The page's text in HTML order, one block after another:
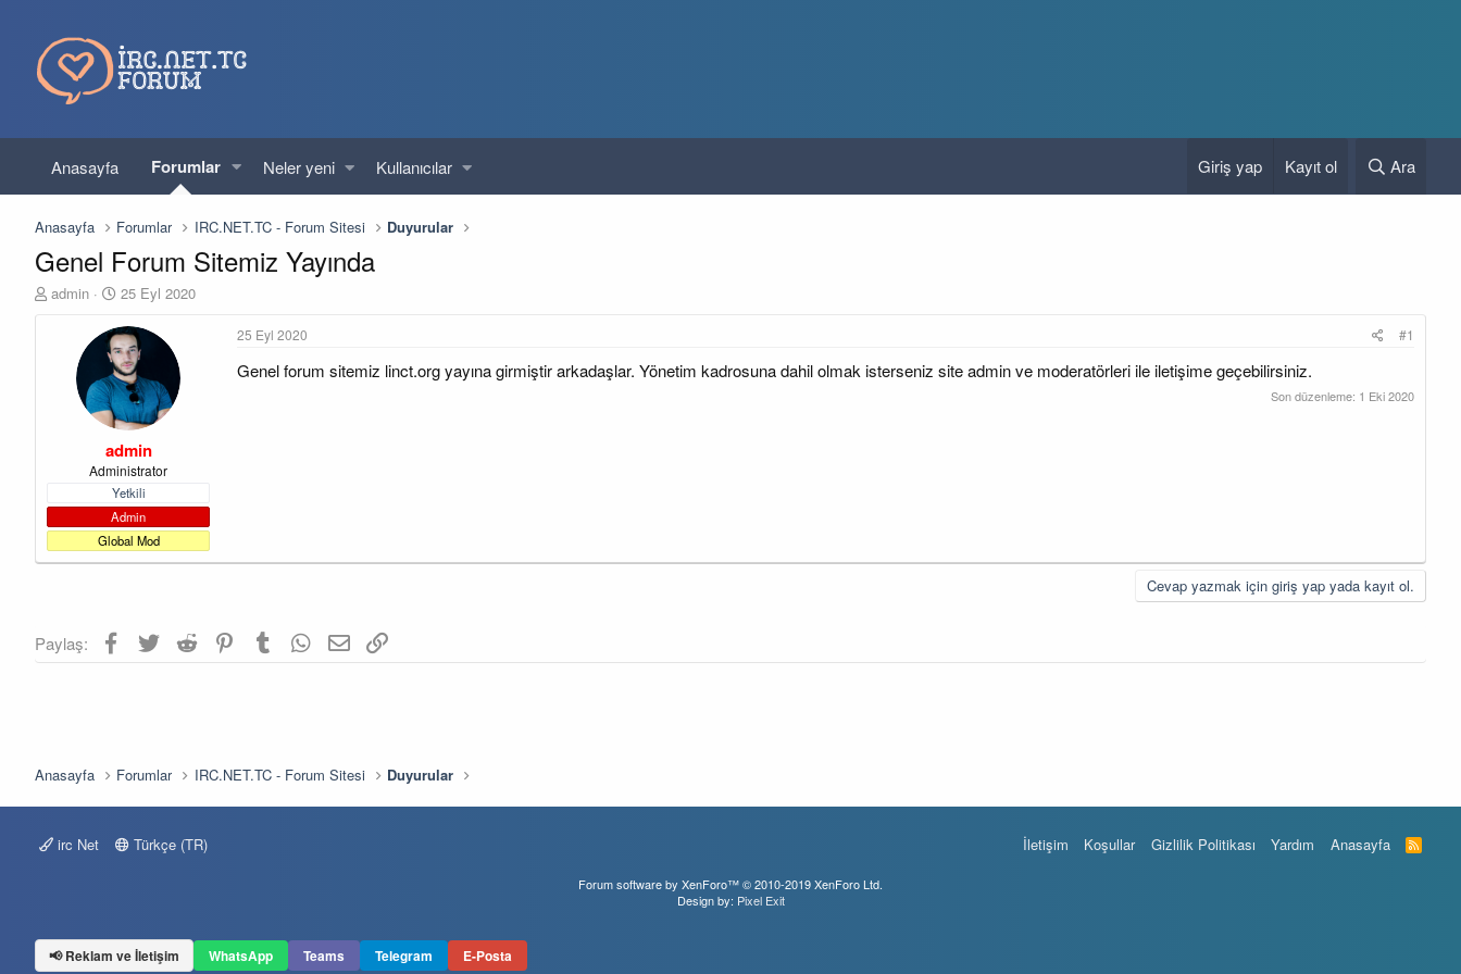
Anasayfa Forumlar Neler yeni Kullanıcılar Giriş yap Kayıt ol Ara
Anasayfa Forumlar IRC.NET.TC - Forum Sitesi Duyurular
Genel Forum Sitemiz Yayında
K
t
a
n
admin
B
ş
l
a
n
g
ı
ç
t
a
r
i
h
i
25 Eyl 2020
admin
Administrator
Yetkili
Admin
Global Mod
25 Eyl 2020 #1
Genel forum sitemiz linct.org yayına girmiştir arkadaşlar. Yönetim kadrosuna dahil olmak isterseniz site admin ve moderatörleri ile iletişime geçebilirsiniz.
Son düzenleme: 1 Eki 2020
Cevap yazmak için giriş yap yada kayıt ol.
Paylaş: Facebook
TwitterReddit PinterestTumblrWhatsApp
E-postaLink
Anasayfa Forumlar IRC.NET.TC - Forum Sitesi Duyurular
irc Net Türkçe (TR) İletişim Koşullar Gizlilik Politikası Yardım Anasayfa
R
S
Forum software by XenForo™© 2010-2019 XenForo Ltd.
Design by: Pixel Exit
📢 Reklam ve İletişim WhatsApp Teams Telegram E-Posta